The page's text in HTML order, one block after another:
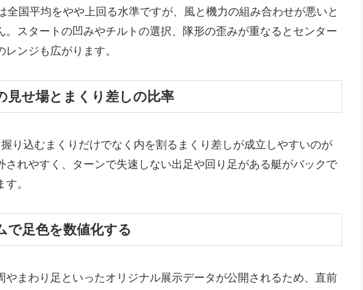
全国平均をやや上回る水準ですが、風と機力の組み合わせが悪いと
。スタートの凹みやチルトの選択、隊形の歪みが重なるとセンター
ンジも広がります。
見せ場とまくり差しの比率
り込むまくりだけでなく内を割るまくり差しが成立しやすいのが
されやすく、ターンで失速しない出足や回り足がある艇がバックで
。
で足色を数値化する
やまわり足といったオリジナル展示データが公開されるため、直前